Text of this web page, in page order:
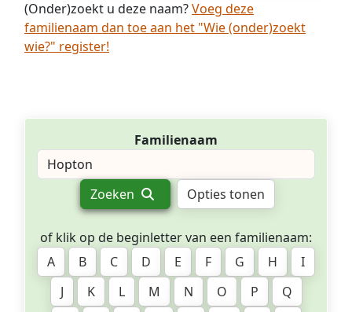
(Onder)zoekt u deze naam?Voeg deze
familienaam dan toe aan het "Wie (onder)zoekt
wie?" register!
Familienaam
Zoeken Opties tonen
of klik op de beginletter van een familienaam:
A
B C D E F G H
I
J
K L M N O P
Q